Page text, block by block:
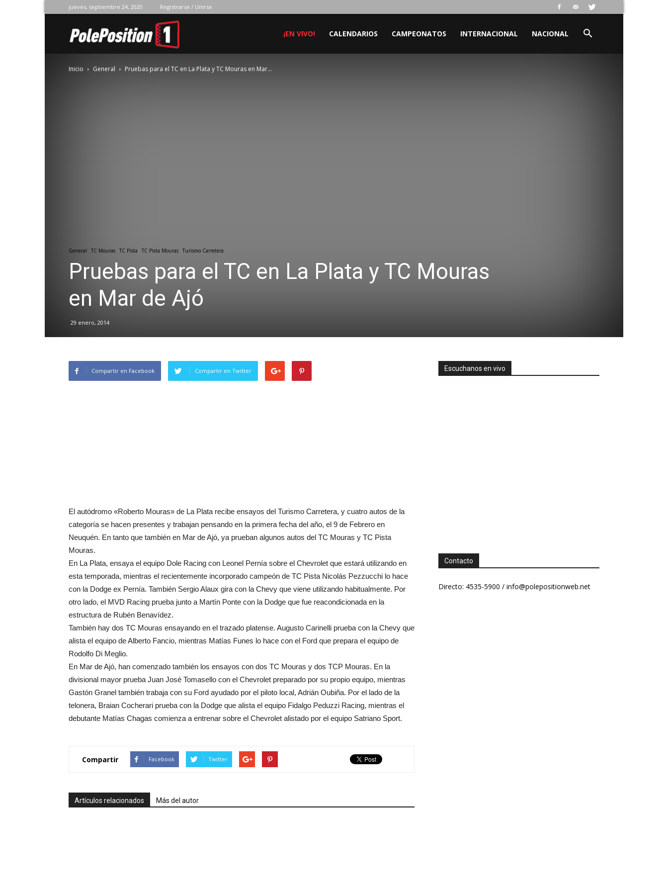
jueves, septiembre 24, 2020 Registrarse / Unirse
Position
¡EN VIVO! CALENDARIOS CAMPEONATOS INTERNACIONAL NACIONAL
Inicio General Pruebas para el TC en La Plata y TC Mouras en Mar...
General TC Mouras TC Pista TC Pista Mouras Turismo Carretera
Pruebas para el TC en La Plata y TC Mouras
en Mar de Ajó
29 enero, 2014
Compartir en Facebook Compartir en Twitter
El autódromo «Roberto Mouras» de La Plata recibe ensayos del Turismo Carretera, y cuatro autos de la
categoría se hacen presentes y trabajan pensando en la primera fecha del año, el 9 de Febrero en
Neuquén. En tanto que también en Mar de Ajó, ya prueban algunos autos del TC Mouras y TC Pista
Mouras.
En La Plata, ensaya el equipo Dole Racing con Leonel Pernía sobre el Chevrolet que estará utilizando en
esta temporada, mientras el recientemente incorporado campeón de TC Pista Nicolás Pezzucchi lo hace
con la Dodge ex Pernía. También Sergio Alaux gira con la Chevy que viene utilizando habitualmente. Por
otro lado, el MVD Racing prueba junto a Martín Ponte con la Dodge que fue reacondicionada en la
estructura de Rubén Benavídez.
También hay dos TC Mouras ensayando en el trazado platense. Augusto Carinelli prueba con la Chevy que
alista el equipo de Alberto Fancio, mientras Matías Funes lo hace con el Ford que prepara el equipo de
Rodolfo Di Meglio.
En Mar de Ajó, han comenzado también los ensayos con dos TC Mouras y dos TCP Mouras. En la
divisional mayor prueba Juan José Tomasello con el Chevrolet preparado por su propio equipo, mientras
Gastón Granel también trabaja con su Ford ayudado por el piloto local, Adrián Oubiña. Por el lado de la
telonera, Braian Cocherari prueba con la Dodge que alista el equipo Fidalgo Peduzzi Racing, mientras el
debutante Matías Chagas comienza a entrenar sobre el Chevrolet alistado por el equipo Satriano Sport.
Compartir Facebook Twitter
Artículos relacionados Más del autor
Escuchanos en vivo
Contacto
Directo: 4535-5900 / info@polepositionweb.net